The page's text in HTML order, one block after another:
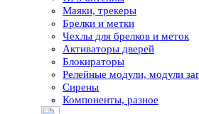
Маяки, трекеры
Брелки и метки
Чехлы для брелков и меток
Активаторы дверей
Блокираторы
Релейные модули, модули
Сирены
Компоненты, разное